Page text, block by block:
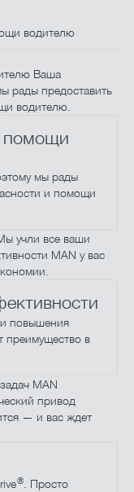
водителю
помощи
мы рады
и помощи
повышения
преимущество в
®
. Просто